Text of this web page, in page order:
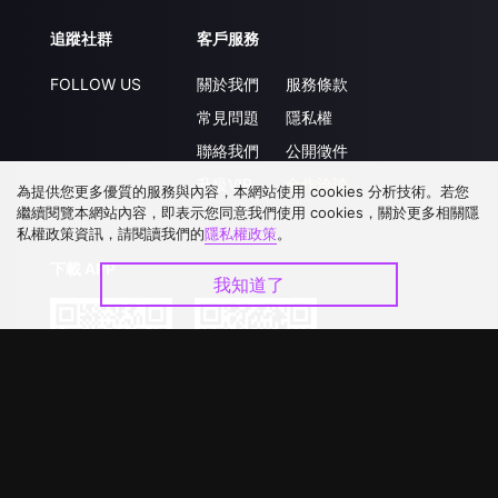
追蹤社群
FOLLOW US
客戶服務
關於我們
常見問題
聯絡我們
升級VIP
服務條款
隱私權
公開徵件
合作洽談
下載 APP
為提供您更多優質的服務與內容，本網站使用 cookies 分析技術。若您
繼續閱覽本網站內容，即表示您同意我們使用 cookies，關於更多相關隱
私權政策資訊，請閱讀我們的隱私權政策。
我知道了